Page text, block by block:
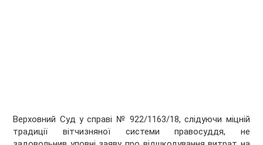
Верховний Суд у справі № 922/1163/18, слідуючи міцній
традиції вітчизняної системи правосуддя, не